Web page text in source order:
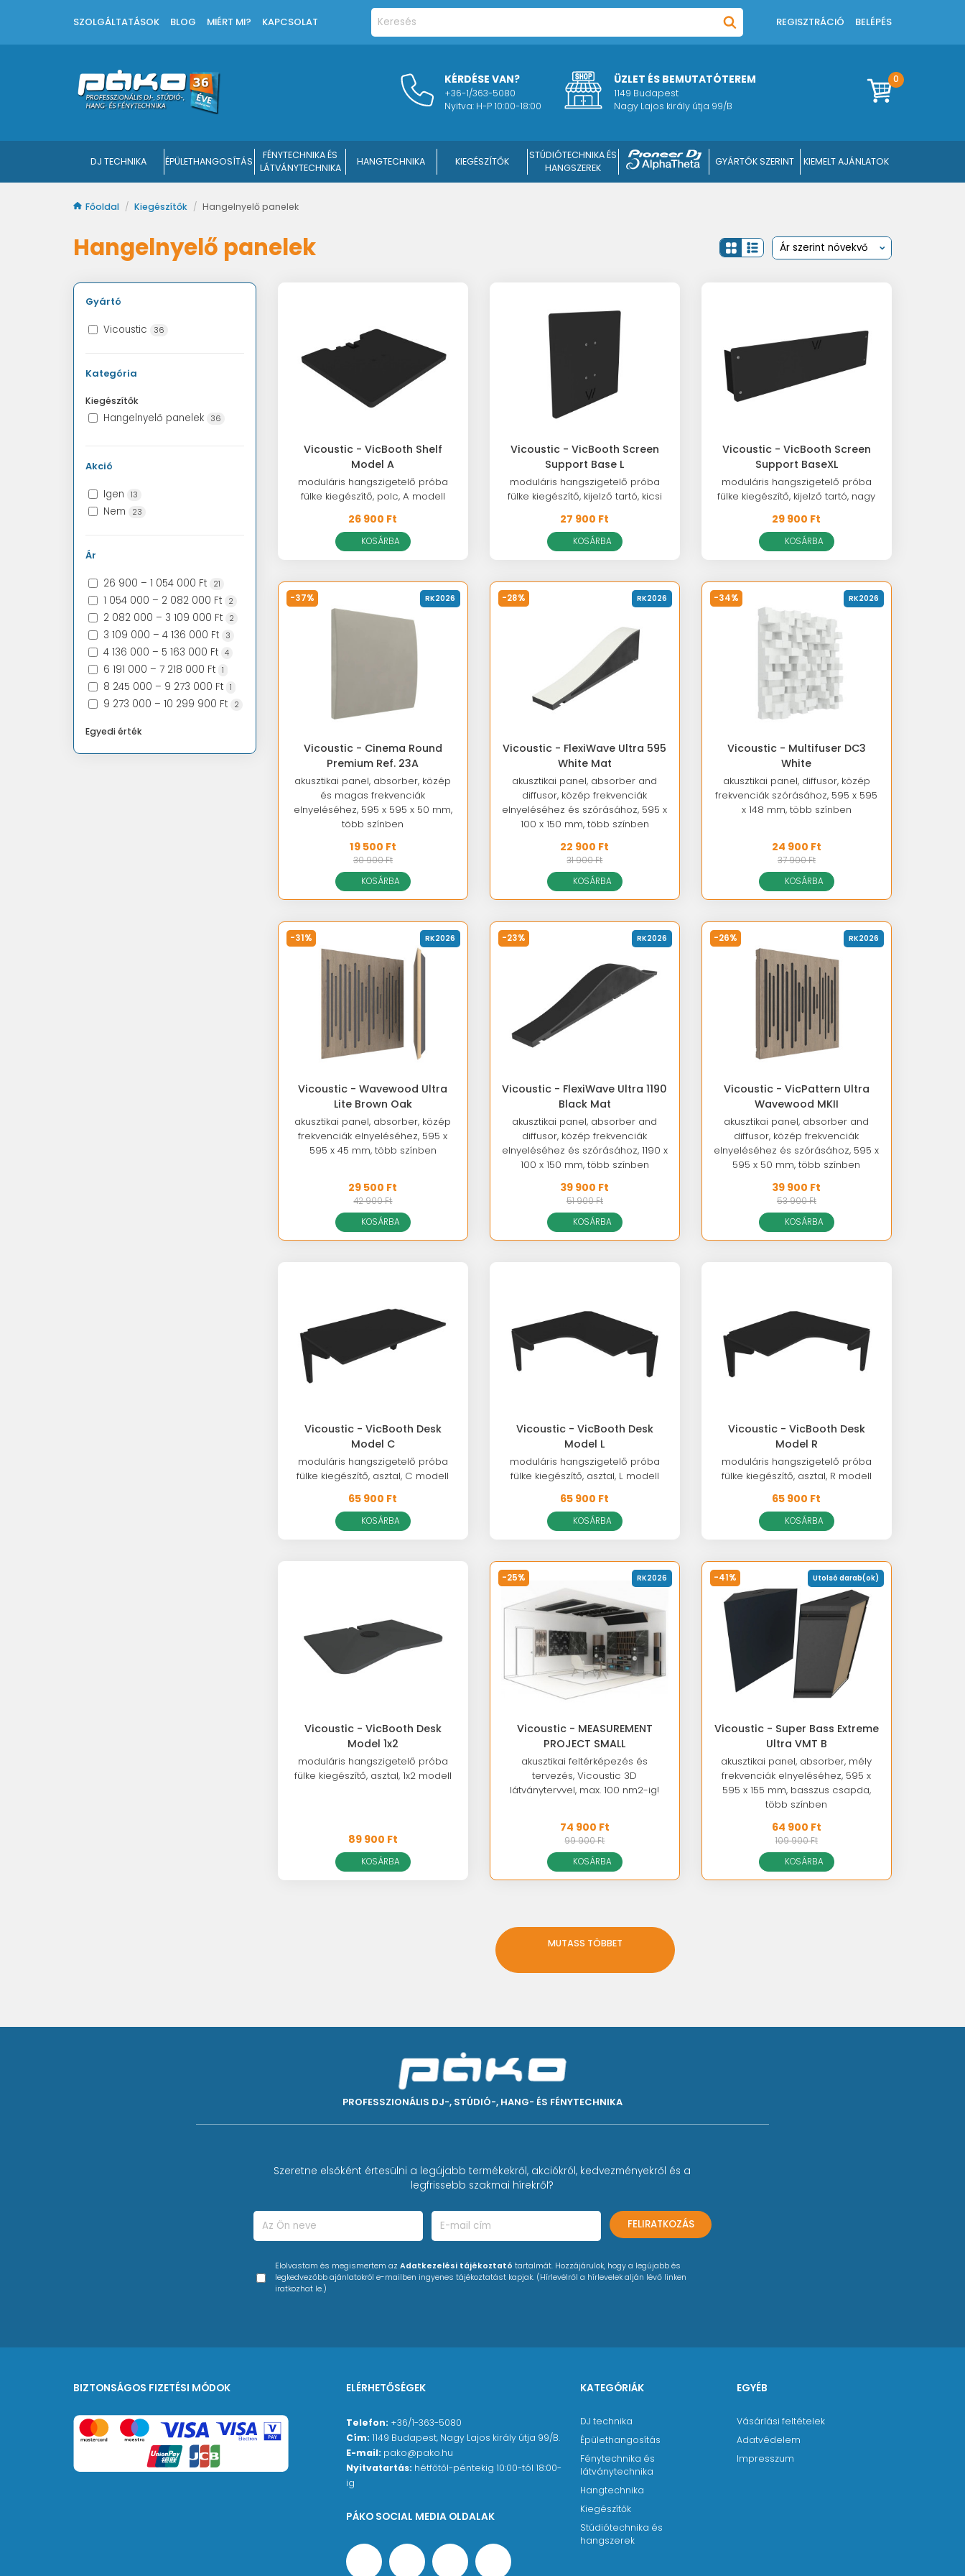
SZOLGÁLTATÁSOK BLOG MIÉRT MI? KAPCSOLAT REGISZTRÁCIÓ BELÉPÉS
KÉRDÉSE VAN?
+36-1/363-5080
Nyitva: H-P 10:00-18:00
ÜZLET ÉS BEMUTATÓTEREM
1149 Budapest
Nagy Lajos király útja 99/B
0
DJ TECHNIKA ÉPÜLETHANGOSÍTÁS
FÉNYTECHNIKA ÉS
LÁTVÁNYTECHNIKA
HANGTECHNIKA KIEGÉSZÍTŐK
STÚDIÓTECHNIKA ÉS
HANGSZEREK
GYÁRTÓK SZERINT KIEMELT AJÁNLATOK
Főoldal / Kiegészítők / Hangelnyelő panelek
Hangelnyelő panelek
Gyártó
Vicoustic 36
Kategória
Kiegészítők
Hangelnyelő panelek 36
Akció
Igen 13
Nem 23
Ár
26 900 – 1 054 000 Ft 21
1 054 000 – 2 082 000 Ft 2
2 082 000 – 3 109 000 Ft 2
3 109 000 – 4 136 000 Ft 3
4 136 000 – 5 163 000 Ft 4
6 191 000 – 7 218 000 Ft 1
8 245 000 – 9 273 000 Ft 1
9 273 000 – 10 299 900 Ft 2
Egyedi érték
Vicoustic - VicBooth Shelf
Model A
moduláris hangszigetelő próba
fülke kiegészítő, polc, A modell
26 900 Ft
KOSÁRBA
Vicoustic - VicBooth Screen
Support Base L
moduláris hangszigetelő próba
fülke kiegészítő, kijelző tartó, kicsi
27 900 Ft
KOSÁRBA
Vicoustic - VicBooth Screen
Support BaseXL
moduláris hangszigetelő próba
fülke kiegészítő, kijelző tartó, nagy
29 900 Ft
KOSÁRBA
-37% RK2026
Vicoustic - Cinema Round
Premium Ref. 23A
akusztikai panel, absorber, közép
és magas frekvenciák
elnyeléséhez, 595 x 595 x 50 mm,
több színben
19 500 Ft
30 900 Ft
KOSÁRBA
-28% RK2026
Vicoustic - FlexiWave Ultra 595
White Mat
akusztikai panel, absorber and
diffusor, közép frekvenciák
elnyeléséhez és szórásához, 595 x
100 x 150 mm, több színben
22 900 Ft
31 900 Ft
KOSÁRBA
-34% RK2026
Vicoustic - Multifuser DC3
White
akusztikai panel, diffusor, közép
frekvenciák szórásához, 595 x 595
x 148 mm, több színben
24 900 Ft
37 900 Ft
KOSÁRBA
-31% RK2026
Vicoustic - Wavewood Ultra
Lite Brown Oak
akusztikai panel, absorber, közép
frekvenciák elnyeléséhez, 595 x
595 x 45 mm, több színben
29 500 Ft
42 900 Ft
KOSÁRBA
-23% RK2026
Vicoustic - FlexiWave Ultra 1190
Black Mat
akusztikai panel, absorber and
diffusor, közép frekvenciák
elnyeléséhez és szórásához, 1190 x
100 x 150 mm, több színben
39 900 Ft
51 900 Ft
KOSÁRBA
-26% RK2026
Vicoustic - VicPattern Ultra
Wavewood MKII
akusztikai panel, absorber and
diffusor, közép frekvenciák
elnyeléséhez és szórásához, 595 x
595 x 50 mm, több színben
39 900 Ft
53 900 Ft
KOSÁRBA
Vicoustic - VicBooth Desk
Model C
moduláris hangszigetelő próba
fülke kiegészítő, asztal, C modell
65 900 Ft
KOSÁRBA
Vicoustic - VicBooth Desk
Model L
moduláris hangszigetelő próba
fülke kiegészítő, asztal, L modell
65 900 Ft
KOSÁRBA
Vicoustic - VicBooth Desk
Model R
moduláris hangszigetelő próba
fülke kiegészítő, asztal, R modell
65 900 Ft
KOSÁRBA
Vicoustic - VicBooth Desk
Model 1x2
moduláris hangszigetelő próba
fülke kiegészítő, asztal, 1x2 modell
89 900 Ft
KOSÁRBA
-25% RK2026
Vicoustic - MEASUREMENT
PROJECT SMALL
akusztikai feltérképezés és
tervezés, Vicoustic 3D
látványtervvel, max. 100 nm2-ig!
74 900 Ft
99 900 Ft
KOSÁRBA
-41% Utolsó darab(ok)
Vicoustic - Super Bass Extreme
Ultra VMT B
akusztikai panel, absorber, mély
frekvenciák elnyeléséhez, 595 x
595 x 155 mm, basszus csapda,
több színben
64 900 Ft
109 900 Ft
KOSÁRBA
MUTASS TÖBBET
PROFESSZIONÁLIS DJ-, STÚDIÓ-, HANG- ÉS FÉNYTECHNIKA
Szeretne elsőként értesülni a legújabb termékekről, akciókról, kedvezményekről és a
legfrissebb szakmai hírekről?
FELIRATKOZÁS
Elolvastam és megismertem az Adatkezelési tájékoztató tartalmát. Hozzájárulok, hogy a legújabb és
legkedvezőbb ajánlatokról e-mailben ingyenes tájékoztatást kapjak. (Hírlevélről a hírlevelek alján lévő linken
iratkozhat le.)
BIZTONSÁGOS FIZETÉSI MÓDOK ELÉRHETŐSÉGEK
Telefon: +36/1-363-5080
Cím: 1149 Budapest, Nagy Lajos király útja 99/B.
E-mail: pako@pako.hu
Nyitvatartás: hétfőtől-péntekig 10:00-tól 18:00-
ig
PÁKO SOCIAL MEDIA OLDALAK
KATEGÓRIÁK
DJ technika
Épülethangosítás
Fénytechnika és
látványtechnika
Hangtechnika
Kiegészítők
Stúdiótechnika és
hangszerek
EGYÉB
Vásárlási feltételek
Adatvédelem
Impresszum